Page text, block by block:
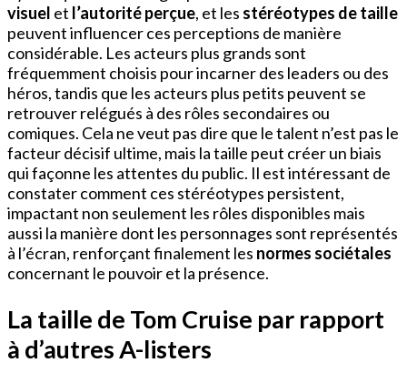
visuel et l’autorité perçue, et les stéréotypes de taille
peuvent influencer ces perceptions de manière
considérable. Les acteurs plus grands sont
fréquemment choisis pour incarner des leaders ou des
héros, tandis que les acteurs plus petits peuvent se
retrouver relégués à des rôles secondaires ou
comiques. Cela ne veut pas dire que le talent n’est pas le
facteur décisif ultime, mais la taille peut créer un biais
qui façonne les attentes du public. Il est intéressant de
constater comment ces stéréotypes persistent,
impactant non seulement les rôles disponibles mais
aussi la manière dont les personnages sont représentés
à l’écran, renforçant finalement les normes sociétales
concernant le pouvoir et la présence.
La taille de Tom Cruise par rapport
à d’autres A-listers